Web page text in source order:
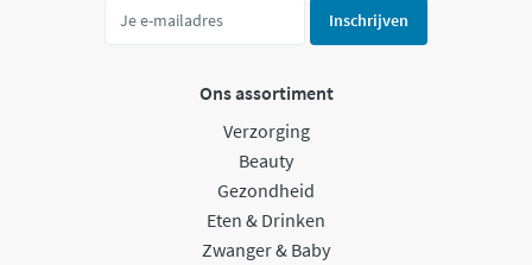
Inschrijven
Ons assortiment
Verzorging
Beauty
Gezondheid
Eten & Drinken
Zwanger & Baby